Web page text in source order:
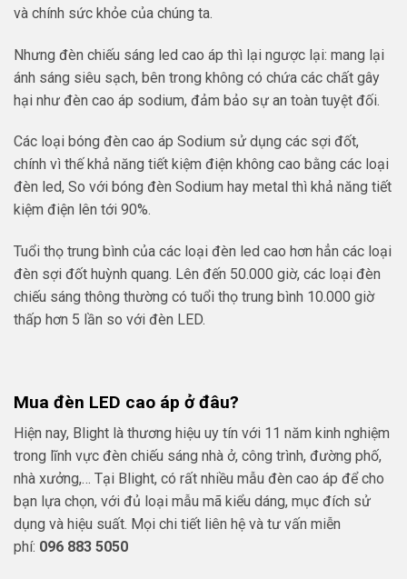
và chính sức khỏe của chúng ta.
Nhưng đèn chiếu sáng led cao áp thì lại ngược lại: mang lại
ánh sáng siêu sạch, bên trong không có chứa các chất gây
hại như đèn cao áp sodium, đảm bảo sự an toàn tuyệt đối.
Các loại bóng đèn cao áp Sodium sử dụng các sợi đốt,
chính vì thế khả năng tiết kiệm điện không cao bằng các loại
đèn led, So với bóng đèn Sodium hay metal thì khả năng tiết
kiệm điện lên tới 90%.
Tuổi thọ trung bình của các loại đèn led cao hơn hẳn các loại
đèn sợi đốt huỳnh quang. Lên đến 50.000 giờ, các loại đèn
chiếu sáng thông thường có tuổi thọ trung bình 10.000 giờ
thấp hơn 5 lần so với đèn LED.
Mua đèn LED cao áp ở đâu?
Hiện nay, Blight là thương hiệu uy tín với 11 năm kinh nghiệm
trong lĩnh vực đèn chiếu sáng nhà ở, công trình, đường phố,
nhà xưởng,… Tại Blight, có rất nhiều mẫu đèn cao áp để cho
bạn lựa chọn, với đủ loại mẫu mã kiểu dáng, mục đích sử
dụng và hiệu suất. Mọi chi tiết liên hệ và tư vấn miễn
phí: 096 883 5050